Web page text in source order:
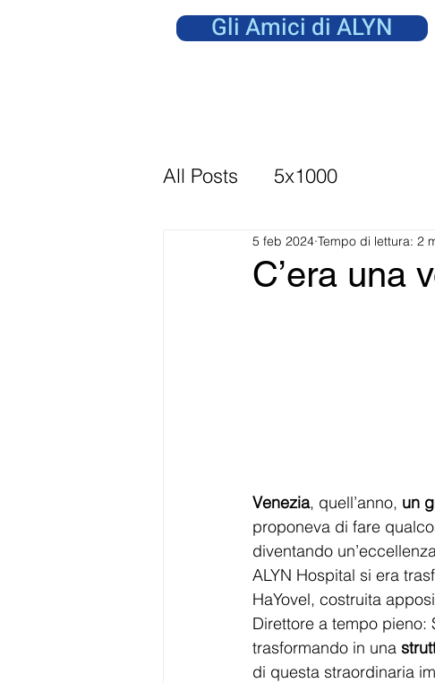
Gli Amici di ALYN
All Posts 5x1000
C’era una
5 feb 2024 Tempo di lettura: 2
Venezia, quell’anno, un
proponeva di fare
diventando
ALYN Hospital si era
HaYovel, costruita
Direttore a tempo pieno:
trasformando in una
di questa straordinaria